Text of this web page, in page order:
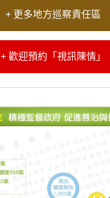
+ 更多地方巡察責任區
+ 歡迎預約「視訊陳情」